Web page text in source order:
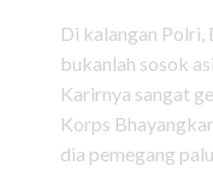
Di kalangan Polri,
bukanlah sosok
Karirnya sangat
Korps
dia pemegang